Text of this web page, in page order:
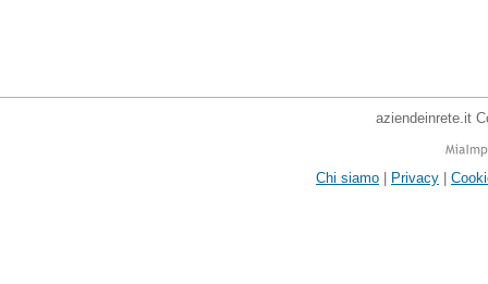
aziendeinrete.it
Chi siamo | Privacy |